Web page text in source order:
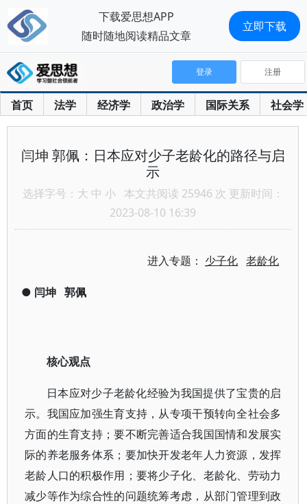
首页 法学 经济学 政治学 国际关系 社会学
登录 注册
闫坤 郭佩：日本应对少子老龄化的路径与启
示
选择字号： 大 中 小 本文共阅读 25946 次 更新时间：
2023-08-10 16:39
进入专题： 少子化 老龄化
● 闫坤 郭佩
核心观点
日本应对少子老龄化经验为我国提供了宝贵的启
示。我国应加强生育支持，从专项干预转向全社会多
方面的生育支持；要不断完善适合我国国情和发展实
际的养老服务体系；要加快开发老年人力资源，发挥
老龄人口的积极作用；要将少子化、老龄化、劳动力
减少等作为综合性的问题统筹考虑，从部门管理到政
下载爱思想APP
随时随地阅读精品文章
立即下载